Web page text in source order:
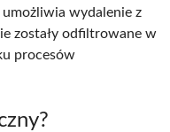
wydalenie z
zostały odfiltrowane w
procesów